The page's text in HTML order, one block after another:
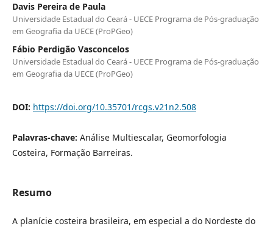
Davis Pereira de Paula
Universidade Estadual do Ceará - UECE Programa de Pós-graduação
em Geografia da UECE (ProPGeo)
Fábio Perdigão Vasconcelos
Universidade Estadual do Ceará - UECE Programa de Pós-graduação
em Geografia da UECE (ProPGeo)
DOI: https://doi.org/10.35701/rcgs.v21n2.508
Palavras-chave: Análise Multiescalar, Geomorfologia
Costeira, Formação Barreiras.
Resumo
A planície costeira brasileira, em especial a do Nordeste do